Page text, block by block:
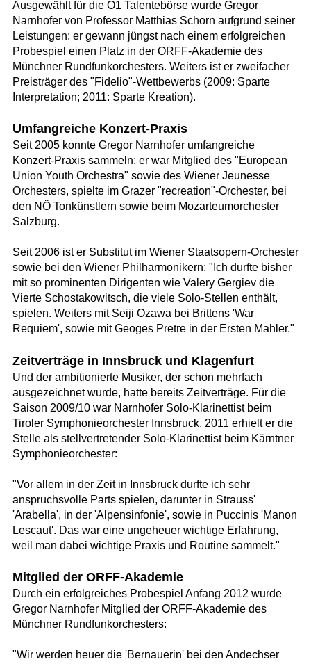
Ausgewählt für die Ö1 Talentebörse wurde Gregor
Narnhofer von Professor Matthias Schorn aufgrund seiner
Leistungen: er gewann jüngst nach einem erfolgreichen
Probespiel einen Platz in der ORFF-Akademie des
Münchner Rundfunkorchesters. Weiters ist er zweifacher
Preisträger des "Fidelio"-Wettbewerbs (2009: Sparte
Interpretation; 2011: Sparte Kreation).
Umfangreiche Konzert-Praxis
Seit 2005 konnte Gregor Narnhofer umfangreiche
Konzert-Praxis sammeln: er war Mitglied des "European
Union Youth Orchestra" sowie des Wiener Jeunesse
Orchesters, spielte im Grazer "recreation"-Orchester, bei
den NÖ Tonkünstlern sowie beim Mozarteumorchester
Salzburg.
Seit 2006 ist er Substitut im Wiener Staatsopern-Orchester
sowie bei den Wiener Philharmonikern: "Ich durfte bisher
mit so prominenten Dirigenten wie Valery Gergiev die
Vierte Schostakowitsch, die viele Solo-Stellen enthält,
spielen. Weiters mit Seiji Ozawa bei Brittens 'War
Requiem', sowie mit Geoges Pretre in der Ersten Mahler."
Zeitverträge in Innsbruck und Klagenfurt
Und der ambitionierte Musiker, der schon mehrfach
ausgezeichnet wurde, hatte bereits Zeitverträge. Für die
Saison 2009/10 war Narnhofer Solo-Klarinettist beim
Tiroler Symphonieorchester Innsbruck, 2011 erhielt er die
Stelle als stellvertretender Solo-Klarinettist beim Kärntner
Symphonieorchester:
"Vor allem in der Zeit in Innsbruck durfte ich sehr
anspruchsvolle Parts spielen, darunter in Strauss'
'Arabella', in der 'Alpensinfonie', sowie in Puccinis 'Manon
Lescaut'. Das war eine ungeheuer wichtige Erfahrung,
weil man dabei wichtige Praxis und Routine sammelt."
Mitglied der ORFF-Akademie
Durch ein erfolgreiches Probespiel Anfang 2012 wurde
Gregor Narnhofer Mitglied der ORFF-Akademie des
Münchner Rundfunkorchesters:
"Wir werden heuer die 'Bernauerin' bei den Andechser